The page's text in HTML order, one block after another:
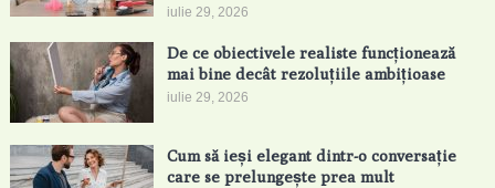
iulie 29, 2026
De ce obiectivele realiste funcționează
mai bine decât rezoluțiile ambițioase
iulie 29, 2026
Cum să ieși elegant dintr-o conversație
care se prelungește prea mult